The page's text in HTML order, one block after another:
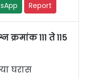
Report
क्रमांक 111 ते 115
घरास